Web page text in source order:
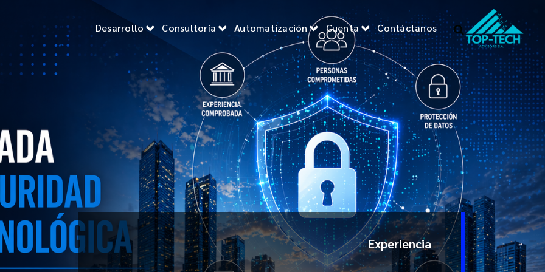
Desarrollo Consultoría Automatización Cuenta Contáctanos
Experiencia